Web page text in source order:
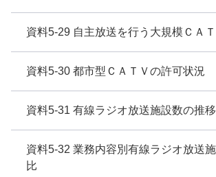
資料5-29 自主放送を行う大規模ＣＡ
資料5-30 都市型ＣＡＴＶの許可状況
資料5-31 有線ラジオ放送施設数の推移
資料5-32 業務内容別有線ラジオ放送
比